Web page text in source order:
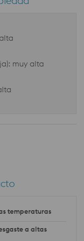
muy alta
temperaturas
a altas